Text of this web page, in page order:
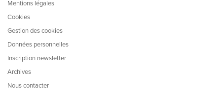
Mentions légales
Cookies
Gestion des cookies
Données personnelles
Inscription newsletter
Archives
Nous contacter